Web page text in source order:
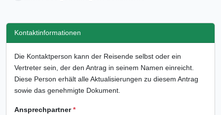
Kontaktinformationen
Die Kontaktperson kann der Reisende selbst oder ein
Vertreter sein, der den Antrag in seinem Namen einreicht.
Diese Person erhält alle Aktualisierungen zu diesem Antrag
sowie das genehmigte Dokument.
Ansprechpartner*